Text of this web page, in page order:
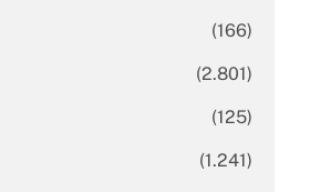
(166)
(2.801)
(125)
(1.241)